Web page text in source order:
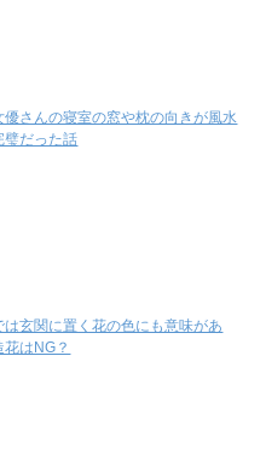
優さんの寝室の窓や枕の向きが風水
璧だった話
は玄関に置く花の色にも意味があ
花はNG？